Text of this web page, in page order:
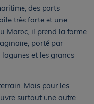
des ports
très forte et une
Maroc, il prend la forme
porté par
lagunes et les grands
Mais pour les
surtout une autre